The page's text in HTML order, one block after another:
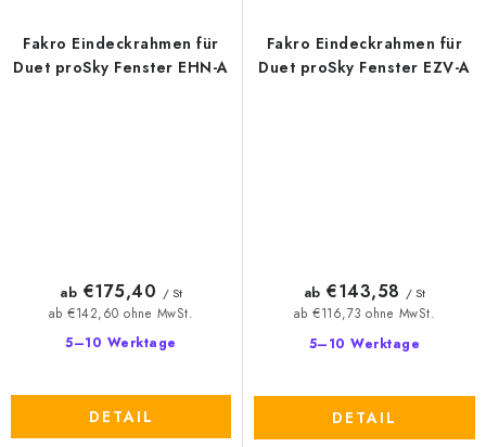
Fakro Eindeckrahmen für
Duet proSky Fenster EHN-A
5–10 Werktage
ab €142,60 ohne MwSt.
ab €175,40 / St
DETAIL
Fakro Eindeckrahmen für
Duet proSky Fenster EZV-A
5–10 Werktage
ab €116,73 ohne MwSt.
ab €143,58 / St
DETAIL